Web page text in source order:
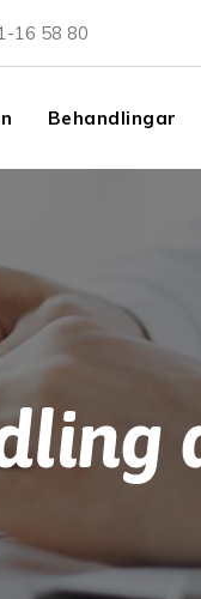
16 58 80
Behandlingar